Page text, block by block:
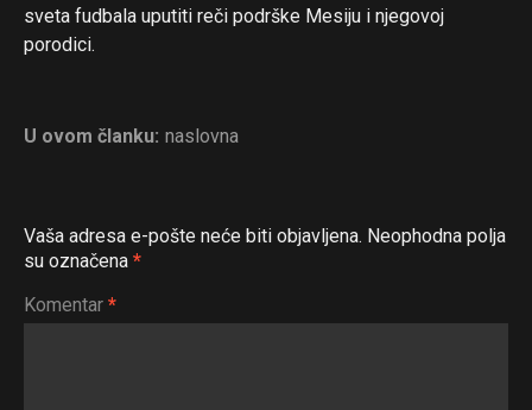
sveta fudbala uputiti reči podrške Mesiju i njegovoj
porodici.
U ovom članku: naslovna
Vaša adresa e-pošte neće biti objavljena. Neophodna polja
su označena *
Komentar *